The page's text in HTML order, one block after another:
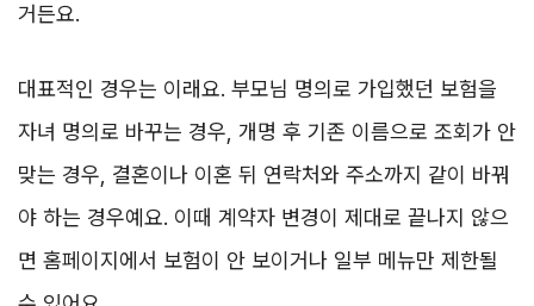
거든요.
대표적인 경우는 이래요. 부모님 명의로 가입했던 보험을
자녀 명의로 바꾸는 경우, 개명 후 기존 이름으로 조회가 안
맞는 경우, 결혼이나 이혼 뒤 연락처와 주소까지 같이 바꿔
야 하는 경우예요. 이때 계약자 변경이 제대로 끝나지 않으
면 홈페이지에서 보험이 안 보이거나 일부 메뉴만 제한될